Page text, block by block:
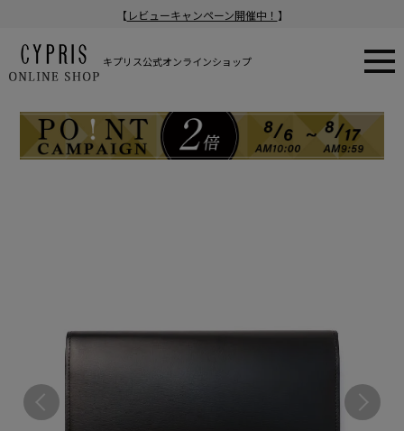
【 レビューキャンペーン開催中！ 】
キプリス公式オンラインショップ